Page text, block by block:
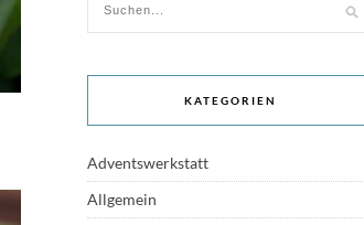
KATEGORIEN
Adventswerkstatt
Allgemein